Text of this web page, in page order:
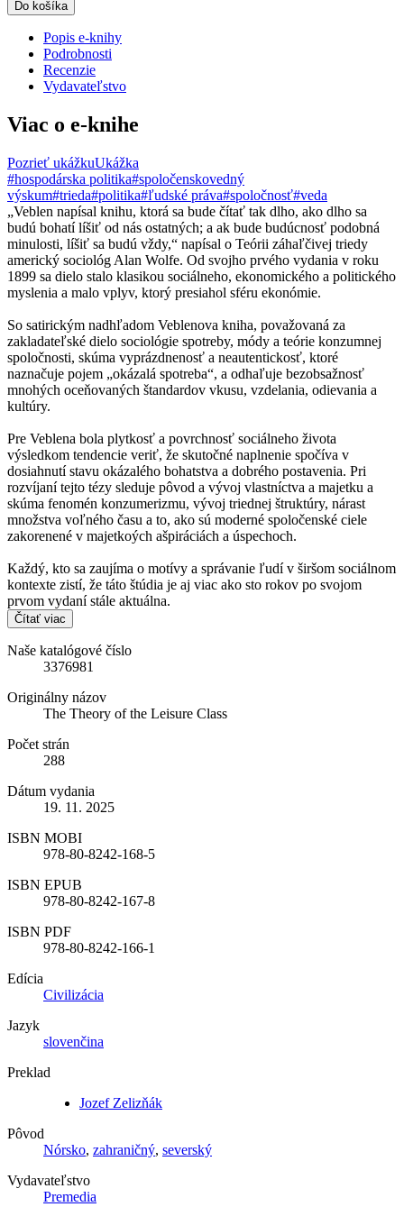
Do košíka
Popis e-knihy
Podrobnosti
Recenzie
Vydavateľstvo
Viac o e-knihe
Pozrieť ukážkuUkážka
#hospodárska politika#spoločenskovedný
výskum#trieda#politika#ľudské práva#spoločnosť#veda
„Veblen napísal knihu, ktorá sa bude čítať tak dlho, ako dlho sa
budú bohatí líšiť od nás ostatných; a ak bude budúcnosť podobná
minulosti, líšiť sa budú vždy,“ napísal o Teórii záhaľčivej triedy
americký sociológ Alan Wolfe. Od svojho prvého vydania v roku
1899 sa dielo stalo klasikou sociálneho, ekonomického a politického
myslenia a malo vplyv, ktorý presiahol sféru ekonómie.
So satirickým nadhľadom Veblenova kniha, považovaná za
zakladateľské dielo sociológie spotreby, módy a teórie konzumnej
spoločnosti, skúma vyprázdnenosť a neautentickosť, ktoré
naznačuje pojem „okázalá spotreba“, a odhaľuje bezobsažnosť
mnohých oceňovaných štandardov vkusu, vzdelania, odievania a
kultúry.
Pre Veblena bola plytkosť a povrchnosť sociálneho života
výsledkom tendencie veriť, že skutočné naplnenie spočíva v
dosiahnutí stavu okázalého bohatstva a dobrého postavenia. Pri
rozvíjaní tejto tézy sleduje pôvod a vývoj vlastníctva a majetku a
skúma fenomén konzumerizmu, vývoj triednej štruktúry, nárast
množstva voľného času a to, ako sú moderné spoločenské ciele
zakorenené v majetkoých ašpiráciách a úspechoch.
Každý, kto sa zaujíma o motívy a správanie ľudí v širšom sociálnom
kontexte zistí, že táto štúdia je aj viac ako sto rokov po svojom
prvom vydaní stále aktuálna.
Čítať viac
Naše katalógové číslo
3376981
Originálny názov
The Theory of the Leisure Class
Počet strán
288
Dátum vydania
19. 11. 2025
ISBN MOBI
978-80-8242-168-5
ISBN EPUB
978-80-8242-167-8
ISBN PDF
978-80-8242-166-1
Edícia
Civilizácia
Jazyk
slovenčina
Preklad
Jozef Zelizňák
Pôvod
Nórsko, zahraničný, severský
Vydavateľstvo
Premedia